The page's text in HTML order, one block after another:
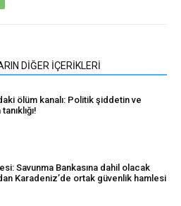
DİĞER İÇERİKLERİ
ölüm kanalı: Politik şiddetin ve
Savunma Bankasına dahil olacak
Karadeniz’de ortak güvenlik hamlesi